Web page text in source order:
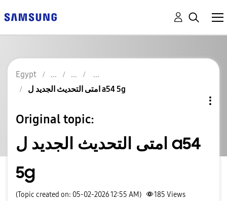
Egypt
امتى التحديث الجديد ل a54 5g
Original topic:
امتى التحديث الجديد ل a54
5g
(Topic created on: 05-02-2026 12:55 AM) 185 Views